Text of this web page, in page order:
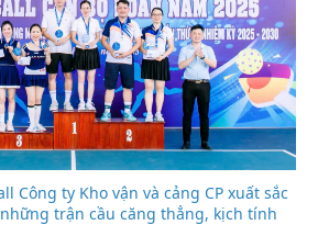
Công ty Kho vận và cảng CP xuất sắc
trận cầu căng thẳng, kịch tính